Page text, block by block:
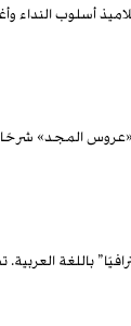
أسلوب
المجد» شرحًا
باللغة